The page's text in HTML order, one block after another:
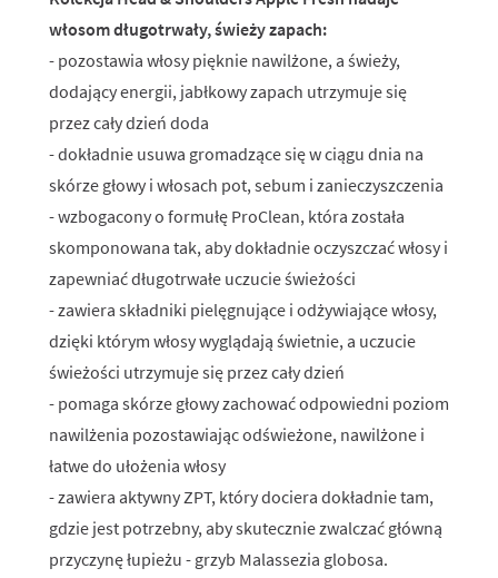
włosom długotrwały, świeży zapach:
- pozostawia włosy pięknie nawilżone, a świeży,
dodający energii, jabłkowy zapach utrzymuje się
przez cały dzień doda
- dokładnie usuwa gromadzące się w ciągu dnia na
skórze głowy i włosach pot, sebum i zanieczyszczenia
- wzbogacony o formułę ProClean, która została
skomponowana tak, aby dokładnie oczyszczać włosy i
zapewniać długotrwałe uczucie świeżości
- zawiera składniki pielęgnujące i odżywiające włosy,
dzięki którym włosy wyglądają świetnie, a uczucie
świeżości utrzymuje się przez cały dzień
- pomaga skórze głowy zachować odpowiedni poziom
nawilżenia pozostawiając odświeżone, nawilżone i
łatwe do ułożenia włosy
- zawiera aktywny ZPT, który dociera dokładnie tam,
gdzie jest potrzebny, aby skutecznie zwalczać główną
przyczynę łupieżu - grzyb Malassezia globosa.